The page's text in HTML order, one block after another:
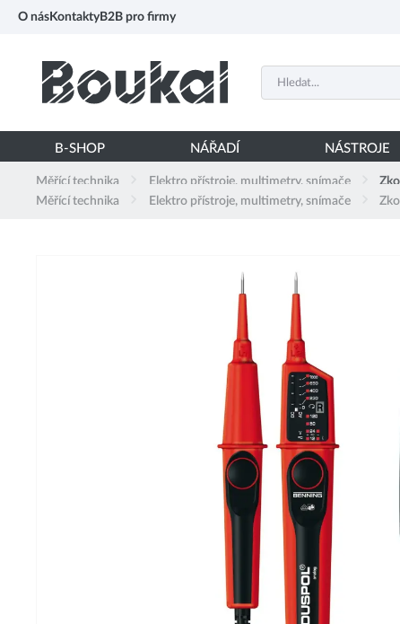
O nás Kontakty B2B pro firmy
B-SHOP NÁŘADÍ NÁSTROJE
Měřící technika Elektro přístroje, multimetry, snímače
Měřící technika
Elektro přístroje, multimetry, snímače